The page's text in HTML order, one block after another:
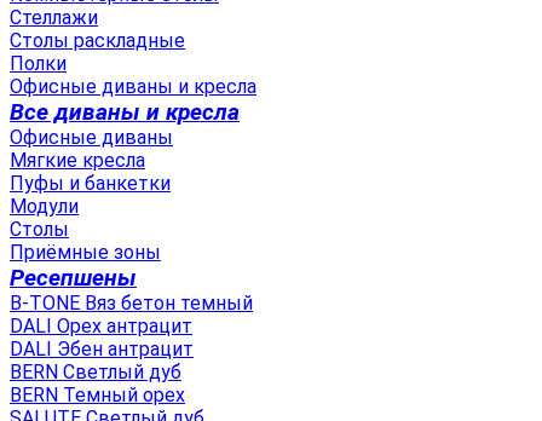
Стеллажи
Столы раскладные
Полки
Офисные диваны и кресла
Все диваны и кресла
Офисные диваны
Мягкие кресла
Пуфы и банкетки
Модули
Столы
Приёмные зоны
Ресепшены
B-TONE Вяз бетон темный
DALI Орех антрацит
DALI Эбен антрацит
BERN Светлый дуб
BERN Темный орех